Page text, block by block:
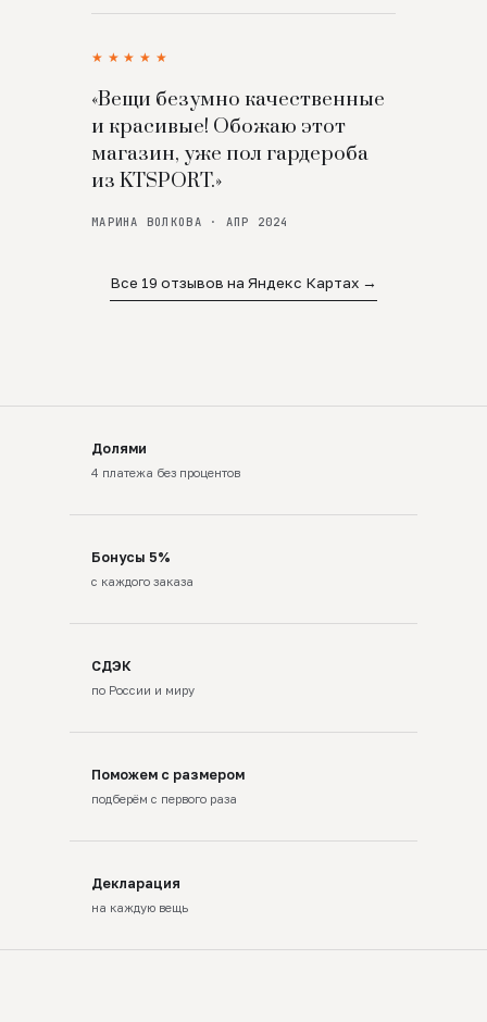
★★★★★
«Вещи безумно качественные
и красивые! Обожаю этот
магазин, уже пол гардероба
из KTSPORT.»
МАРИНА ВОЛКОВА · АПР 2024
Все 19 отзывов на Яндекс Картах →
Долями
4 платежа без процентов
Бонусы 5%
с каждого заказа
СДЭК
по России и миру
Поможем с размером
подберём с первого раза
Декларация
на каждую вещь